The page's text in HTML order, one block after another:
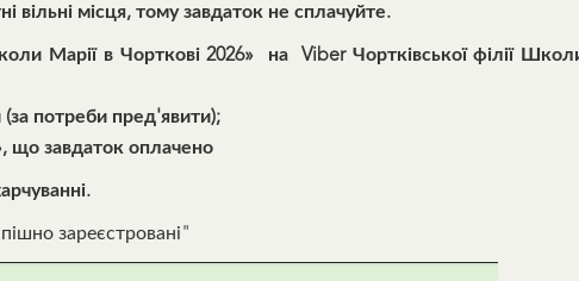
місця, тому завдаток не сплачуйте.
Марії в Чорткові 2026» на Viber Чортківської філії
(за потреби пред'явити);
що завдаток оплачено
зареєстровані"